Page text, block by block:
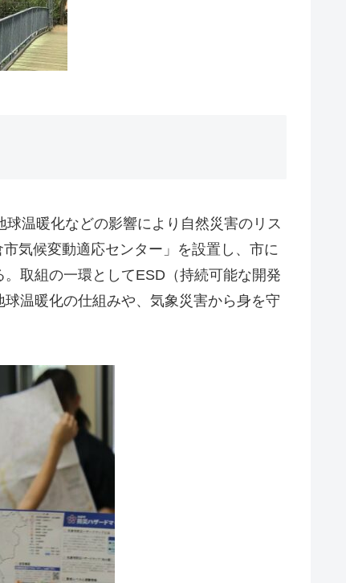
温暖化などの影響により自然災害のリス
気候変動適応センター」を設置し、市に
取組の一環としてESD（持続可能な開発
温暖化の仕組みや、気象災害から身を守